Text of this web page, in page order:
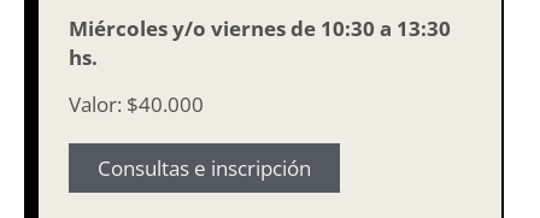
Miércoles y/o viernes de 10:30 a 13:30
hs.
Valor: $40.000
Consultas e inscripción